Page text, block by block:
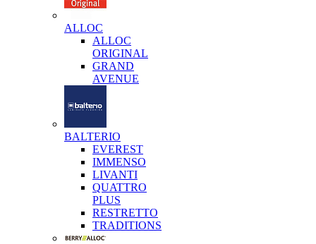
ALLOC
ALLOC
ORIGINAL
GRAND
AVENUE
BALTERIO
EVEREST
IMMENSO
LIVANTI
QUATTRO
PLUS
RESTRETTO
TRADITIONS